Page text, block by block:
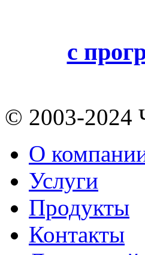
с
© 2003-2024
О
Услуги
Продукты
Контакты